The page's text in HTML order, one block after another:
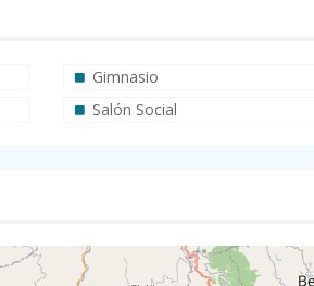
Gimnasio
Salón Social